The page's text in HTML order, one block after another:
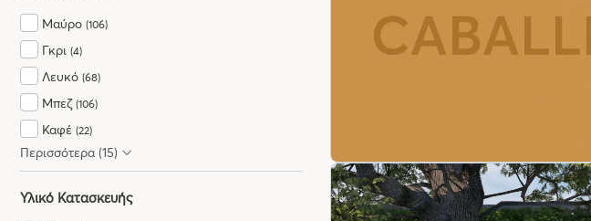
Μαύρο (106)
Γκρι (4)
Λευκό (68)
Μπεζ(106)
Καφέ (22)
Ασημί(13)
Διάφανο
Περισσότερα (15)
Υλικό Κατασκευής